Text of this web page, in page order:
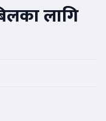
लागि